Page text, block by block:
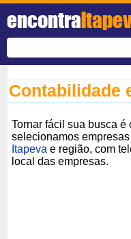
encontra
Contabilidade
Tornar fácil sua busca é
selecionamos
Itapeva e região, com
local das empresas.